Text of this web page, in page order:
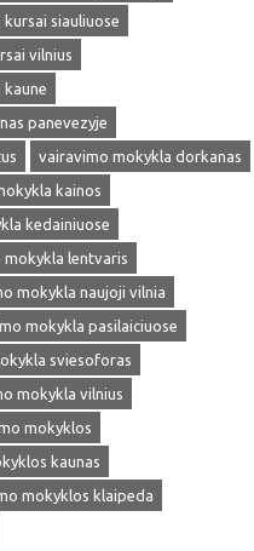
siauliuose
vilnius
panevezyje
vairavimo mokykla dorkanas
kainos
kedainiuose
mokykla lentvaris
mokykla naujoji vilnia
mokykla pasilaiciuose
sviesoforas
mokykla vilnius
mokyklos
kaunas
mokyklos klaipeda